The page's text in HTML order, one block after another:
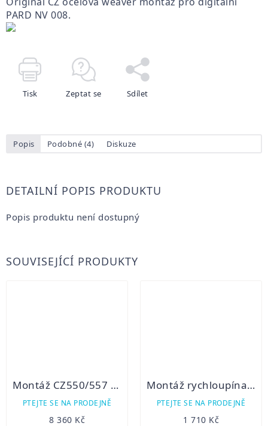
PARD NV 008.
Tisk Zeptat se Sdílet
Popis Podobné (4) Diskuze
DETAILNÍ POPIS PRODUKTU
Popis produktu není dostupný
SOUVISEJÍCÍ PRODUKTY
Montáž CZ550/557 Innomount pro ATN X-Sight
PTEJTE SE NA PRODEJNĚ
8 360 Kč
Montáž rychloupínací na weaver lištu 30mm
PTEJTE SE NA PRODEJNĚ
1 710 Kč